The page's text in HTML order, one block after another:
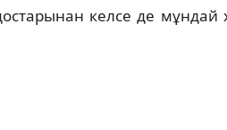
келсе де мұндай